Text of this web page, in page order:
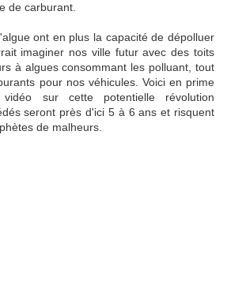
de carburant.
ont en plus la capacité de dépolluer
imaginer nos ville futur avec des toits
à algues consommant les polluant, tout
pour nos véhicules. Voici en prime
vidéo sur cette potentielle révolution
seront près d'ici 5 à 6 ans et risquent
de malheurs.